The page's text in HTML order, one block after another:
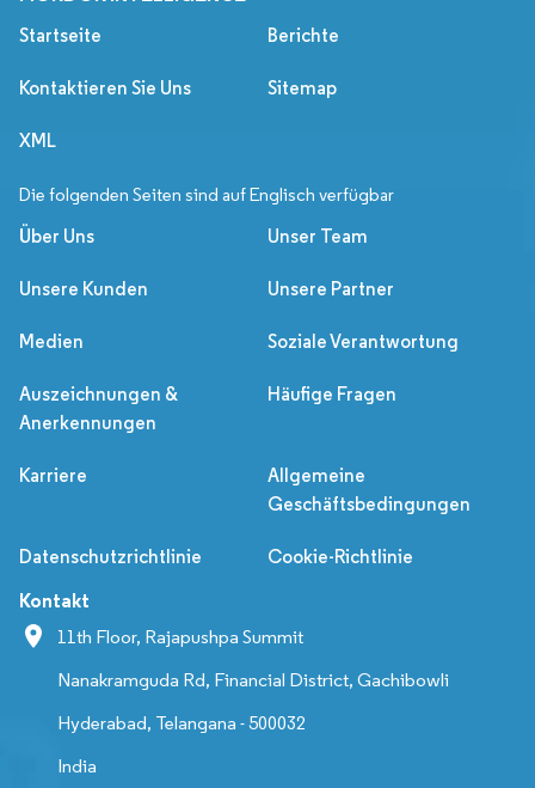
Startseite Berichte
Kontaktieren Sie Uns Sitemap
XML
Die folgenden Seiten sind auf Englisch verfügbar
Über Uns Unser Team
Unsere Kunden Unsere Partner
Medien Soziale Verantwortung
Auszeichnungen &
Anerkennungen
Häufige Fragen
Karriere
Allgemeine
Geschäftsbedingungen
Datenschutzrichtlinie Cookie-Richtlinie
Kontakt
11th Floor, Rajapushpa Summit
Nanakramguda Rd, Financial District, Gachibowli
Hyderabad, Telangana - 500032
India